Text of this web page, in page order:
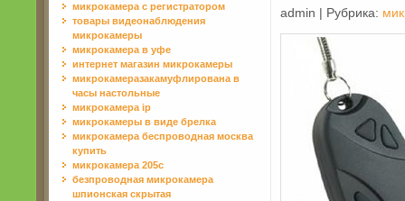
микрокамера с регистратором
товары видеонаблюдения
микрокамеры
микрокамера в уфе
интернет магазин микрокамеры
микрокамеразакамуфлирована в
часы настольные
микрокамера ip
микрокамеры в виде брелка
микрокамера беспроводная москва
купить
микрокамера 205c
безпроводная микрокамера
шпионская скрытая
admin | Рубрика: